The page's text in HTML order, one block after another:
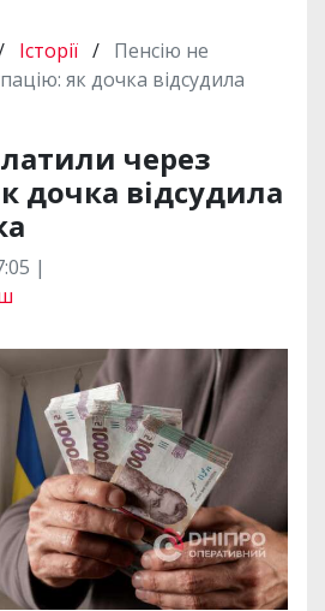
Історії / Пенсію не
як дочка відсудила
через
дочка відсудила
|